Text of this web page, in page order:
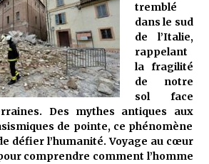
ans ago
on va vite
ans ago
tiens-moi, je vais tomber ! »
ans ago
tremblé
dans le sud
de l’Italie,
rappelant
la fragilité
de notre
sol face
Des mythes antiques aux
de pointe, ce phénomène
défier l’humanité. Voyage au cœur
comprendre comment l’homme